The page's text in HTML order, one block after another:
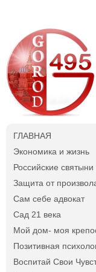
ГЛАВНАЯ
Экономика и жизнь
Российские святыни
Защита от
Сам себе адвокат
Сад 21 века
Мой дом- моя
Позитивная
Воспитай Свои